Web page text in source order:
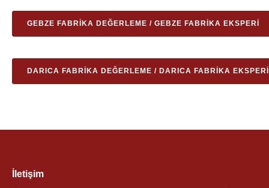
GEBZE FABRIKA DEĞERLEME / GEBZE FABRIKA EKSPERI
DARICA FABRIKA DEĞERLEME / DARICA FABRIKA EKSPERI
İletişim